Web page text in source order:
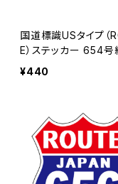
国道標識USタイプ（
E）ステッカー 654号
¥440